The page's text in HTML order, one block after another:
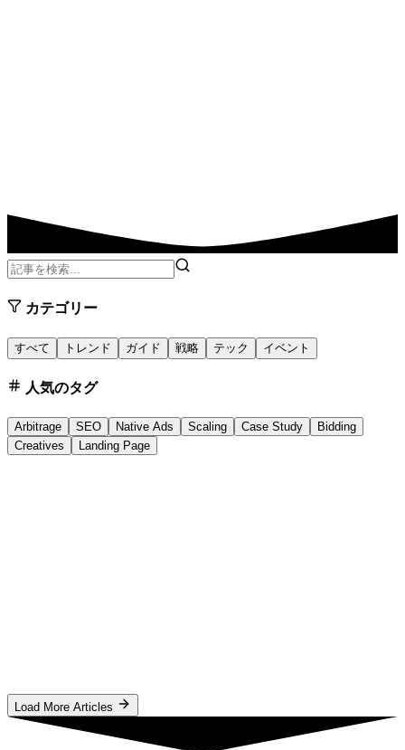
カテゴリー
すべて トレンド ガイド 戦略 テック イベント
人気のタグ
Arbitrage SEO Native Ads Scaling Case Study
Bidding
Creatives
Landing Page
Load More Articles